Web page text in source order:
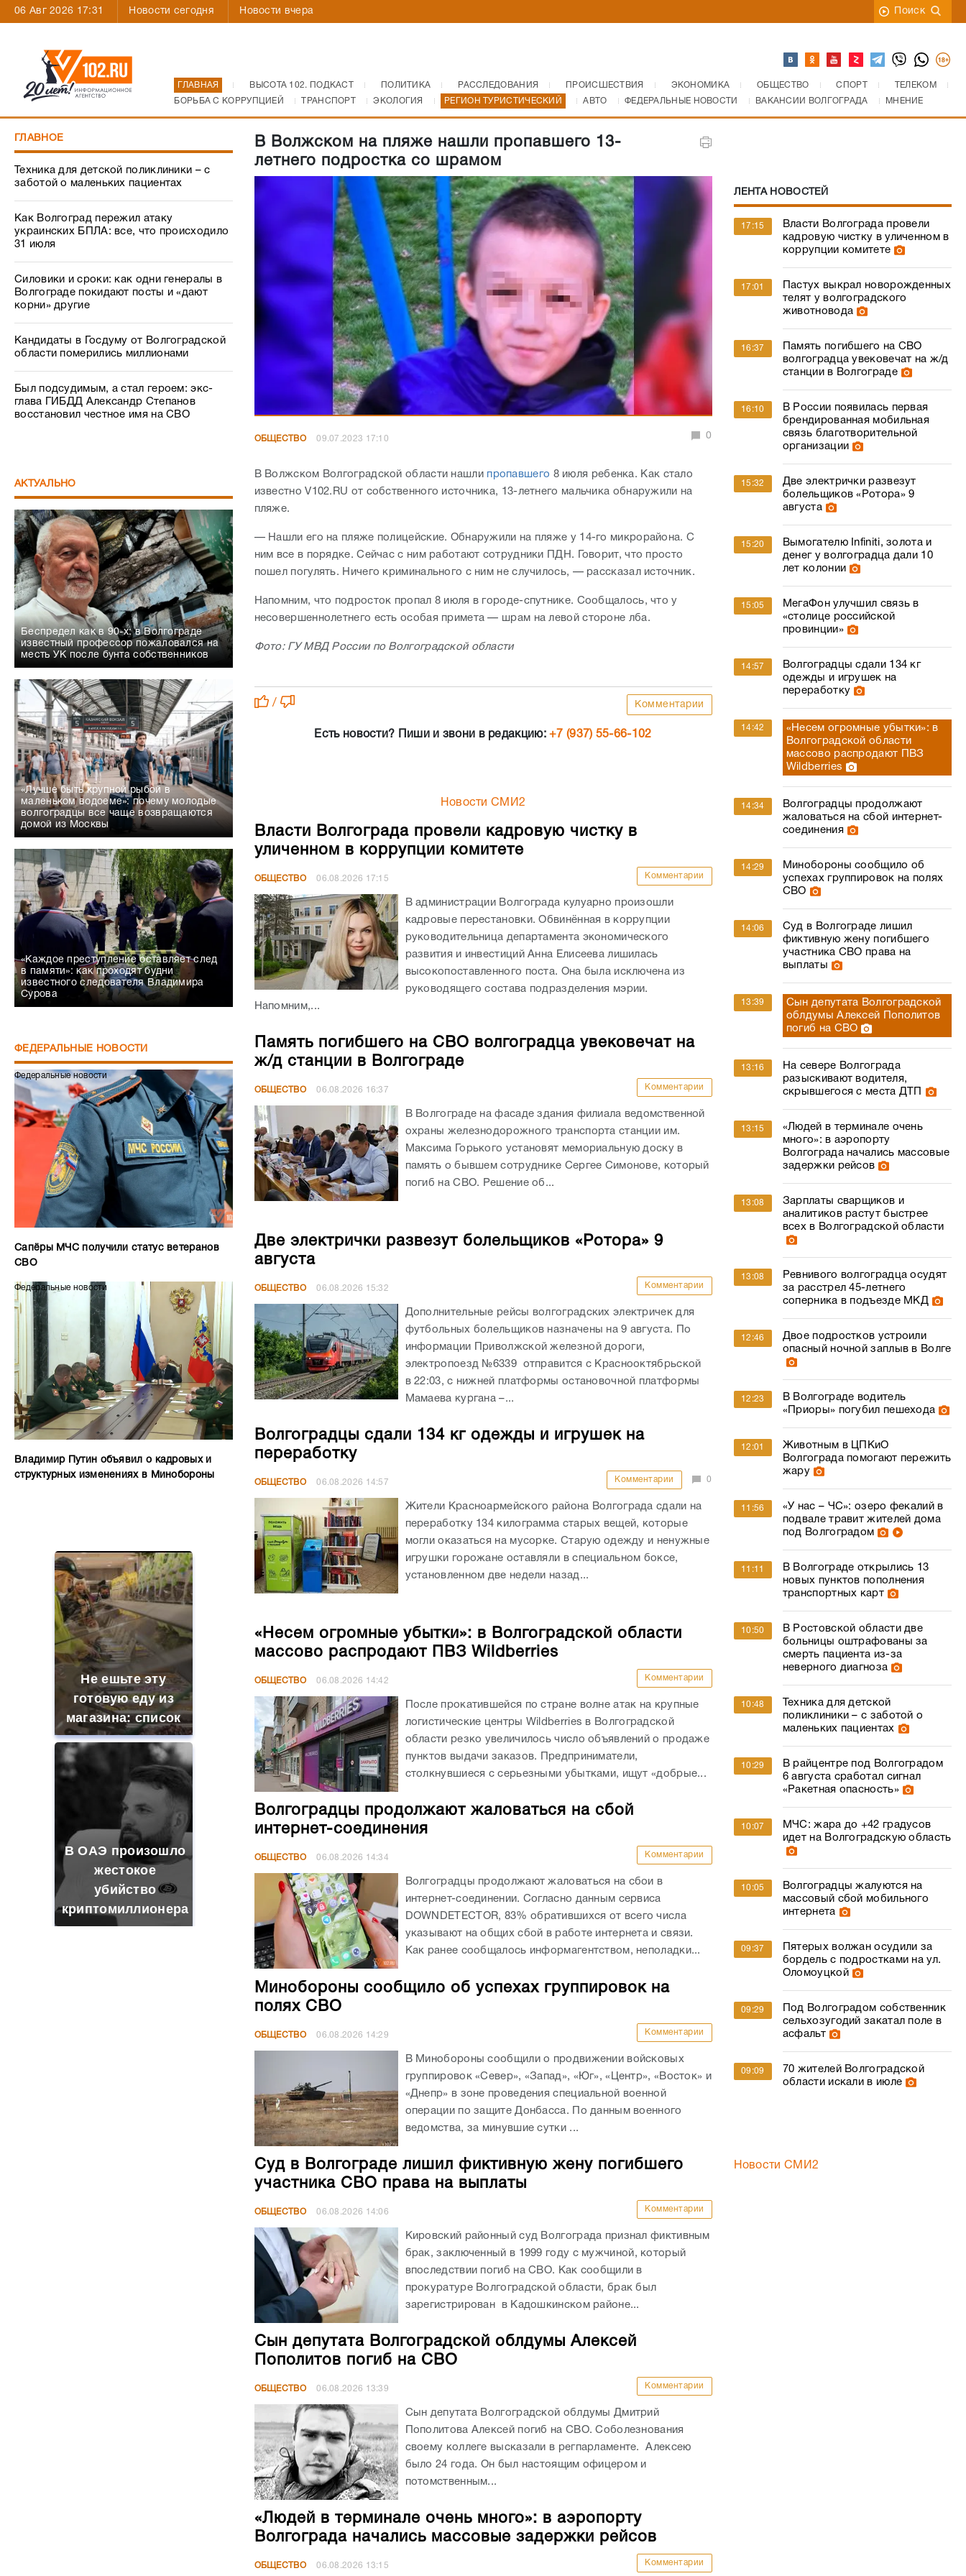
06 Авг 2026 17:31 Новости сегодня Новости вчера Поиск
ГЛАВНАЯ ВЫСОТА 102. ПОДКАСТ ПОЛИТИКА РАССЛЕДОВАНИЯ ПРОИСШЕСТВИЯ ЭКОНОМИКА ОБЩЕСТВО СПОРТ
ТЕЛЕКОМ
БОРЬБА С КОРРУПЦИЕЙ
ТРАНСПОРТ ЭКОЛОГИЯ РЕГИОН ТУРИСТИЧЕСКИЙ АВТО ФЕДЕРАЛЬНЫЕ НОВОСТИ ВАКАНСИИ ВОЛГОГРАДА МНЕНИЕ
ГЛАВНОЕ
Техника для детской поликлиники – с
заботой о маленьких пациентах
Как Волгоград пережил атаку
украинских БПЛА: все, что происходило
31 июля
Силовики и сроки: как одни генералы в
Волгограде покидают посты и «дают
корни» другие
Кандидаты в Госдуму от Волгоградской
области померились миллионами
Был подсудимым, а стал героем: экс-
глава ГИБДД Александр Степанов
восстановил честное имя на СВО
АКТУАЛЬНО
Беспредел как в 90-х: в Волгограде
известный профессор пожаловался на
месть УК после бунта собственников
«Лучше быть крупной рыбой в
маленьком водоеме»: почему молодые
волгоградцы все чаще возвращаются
домой из Москвы
«Каждое преступление оставляет след
в памяти»: как проходят будни
известного следователя Владимира
Сурова
ФЕДЕРАЛЬНЫЕ НОВОСТИ
Федеральные новости
Сапёры МЧС получили статус ветеранов
СВО
Федеральные новости
Владимир Путин объявил о кадровых и
структурных изменениях в Минобороны
Не ешьте эту
готовую еду из
магазина: список
В ОАЭ произошло
жестокое
убийство
криптомиллионера
В Волжском на пляже нашли пропавшего 13-
летнего подростка со шрамом
ОБЩЕСТВО 09.07.2023 17:10 0
В Волжском Волгоградской области нашли пропавшего 8 июля ребенка. Как стало
известно V102.RU от собственного источника, 13-летнего мальчика обнаружили на
пляже.
— Нашли его на пляже полицейские. Обнаружили на пляже у 14-го микрорайона. С
ним все в порядке. Сейчас с ним работают сотрудники ПДН. Говорит, что просто
пошел погулять. Ничего криминального с ним не случилось, — рассказал источник.
Напомним, что подросток пропал 8 июля в городе-спутнике. Сообщалось, что у
несовершеннолетнего есть особая примета — шрам на левой стороне лба.
Фото: ГУ МВД России по Волгоградской области
/ Комментарии
Есть новости? Пиши и звони в редакцию:+7 (937) 55-66-102
Новости СМИ2
Власти Волгограда провели кадровую чистку в
уличенном в коррупции комитете
ОБЩЕСТВО 06.08.2026 17:15 Комментарии
В администрации Волгограда кулуарно произошли
кадровые перестановки. Обвинённая в коррупции
руководительница департамента экономического
развития и инвестиций Анна Елисеева лишилась
высокопоставленного поста. Она была исключена из
руководящего состава подразделения мэрии.
Напомним,...
Память погибшего на СВО волгоградца увековечат на
ж/д станции в Волгограде
ОБЩЕСТВО 06.08.2026 16:37 Комментарии
В Волгограде на фасаде здания филиала ведомственной
охраны железнодорожного транспорта станции им.
Максима Горького установят мемориальную доску в
память о бывшем сотруднике Сергее Симонове, который
погиб на СВО. Решение об...
Две электрички развезут болельщиков «Ротора» 9
августа
ОБЩЕСТВО 06.08.2026 15:32 Комментарии
Дополнительные рейсы волгоградских электричек для
футбольных болельщиков назначены на 9 августа. По
информации Приволжской железной дороги,
электропоезд №6339 отправится с Краснооктябрьской
в 22:03, с нижней платформы остановочной платформы
Мамаева кургана –...
Волгоградцы сдали 134 кг одежды и игрушек на
переработку
ОБЩЕСТВО 06.08.2026 14:57 Комментарии 0
Жители Красноармейского района Волгограда сдали на
переработку 134 килограмма старых вещей, которые
могли оказаться на мусорке. Старую одежду и ненужные
игрушки горожане оставляли в специальном боксе,
установленном две недели назад...
«Несем огромные убытки»: в Волгоградской области
массово распродают ПВЗ Wildberries
ОБЩЕСТВО 06.08.2026 14:42 Комментарии
После прокатившейся по стране волне атак на крупные
логистические центры Wildberries в Волгоградской
области резко увеличилось число объявлений о продаже
пунктов выдачи заказов. Предприниматели,
столкнувшиеся с серьезными убытками, ищут «добрые...
Волгоградцы продолжают жаловаться на сбой
интернет-соединения
ОБЩЕСТВО 06.08.2026 14:34 Комментарии
Волгоградцы продолжают жаловаться на сбои в
интернет-соединении. Согласно данным сервиса
DOWNDETECTOR, 83% обратившихся от всего числа
указывают на общих сбой в работе интернета и связи.
Как ранее сообщалось информагентством, неполадки...
Минобороны сообщило об успехах группировок на
полях СВО
ОБЩЕСТВО 06.08.2026 14:29 Комментарии
В Минобороны сообщили о продвижении войсковых
группировок «Север», «Запад», «Юг», «Центр», «Восток» и
«Днепр» в зоне проведения специальной военной
операции по защите Донбасса. По данным военного
ведомства, за минувшие сутки ...
Суд в Волгограде лишил фиктивную жену погибшего
участника СВО права на выплаты
ОБЩЕСТВО 06.08.2026 14:06 Комментарии
Кировский районный суд Волгограда признал фиктивным
брак, заключенный в 1999 году с мужчиной, который
впоследствии погиб на СВО. Как сообщили в
прокуратуре Волгоградской области, брак был
зарегистрирован в Кадошкинском районе...
Сын депутата Волгоградской облдумы Алексей
Пополитов погиб на СВО
ОБЩЕСТВО 06.08.2026 13:39 Комментарии
Сын депутата Волгоградской облдумы Дмитрий
Пополитова Алексей погиб на СВО. Соболезнования
своему коллеге высказали в регпарламенте. Алексею
было 24 года. Он был настоящим офицером и
потомственным...
«Людей в терминале очень много»: в аэропорту
Волгограда начались массовые задержки рейсов
ОБЩЕСТВО 06.08.2026 13:15 Комментарии
ЛЕНТА НОВОСТЕЙ
17:15
Власти Волгограда провели
кадровую чистку в уличенном в
коррупции комитете
17:01
Пастух выкрал новорожденных
телят у волгоградского
животновода
16:37
Память погибшего на СВО
волгоградца увековечат на ж/д
станции в Волгограде
16:10
В России появилась первая
брендированная мобильная
связь благотворительной
организации
15:32
Две электрички развезут
болельщиков «Ротора» 9
августа
15:20
Вымогателю Infiniti, золота и
денег у волгоградца дали 10
лет колонии
15:05
МегаФон улучшил связь в
«столице российской
провинции»
14:57
Волгоградцы сдали 134 кг
одежды и игрушек на
переработку
14:42
«Несем огромные убытки»: в
Волгоградской области
массово распродают ПВЗ
Wildberries
14:34
Волгоградцы продолжают
жаловаться на сбой интернет-
соединения
14:29
Минобороны сообщило об
успехах группировок на полях
СВО
14:06
Суд в Волгограде лишил
фиктивную жену погибшего
участника СВО права на
выплаты
13:39
Сын депутата Волгоградской
облдумы Алексей Пополитов
погиб на СВО
13:16
На севере Волгограда
разыскивают водителя,
скрывшегося с места ДТП
13:15
«Людей в терминале очень
много»: в аэропорту
Волгограда начались массовые
задержки рейсов
13:08
Зарплаты сварщиков и
аналитиков растут быстрее
всех в Волгоградской области
13:08
Ревнивого волгоградца осудят
за расстрел 45-летнего
соперника в подъезде МКД
12:46
Двое подростков устроили
опасный ночной заплыв в Волге
12:23
В Волгограде водитель
«Приоры» погубил пешехода
12:01
Животным в ЦПКиО
Волгограда помогают пережить
жару
11:56
«У нас – ЧС»: озеро фекалий в
подвале травит жителей дома
под Волгоградом
11:11
В Волгограде открылись 13
новых пунктов пополнения
транспортных карт
10:50
В Ростовской области две
больницы оштрафованы за
смерть пациента из-за
неверного диагноза
10:48
Техника для детской
поликлиники – с заботой о
маленьких пациентах
10:29
В райцентре под Волгоградом
6 августа сработал сигнал
«Ракетная опасность»
10:07
МЧС: жара до +42 градусов
идет на Волгоградскую область
10:05
Волгоградцы жалуются на
массовый сбой мобильного
интернета
09:37
Пятерых волжан осудили за
бордель с подростками на ул.
Оломоуцкой
09:29
Под Волгоградом собственник
сельхозугодий закатал поле в
асфальт
09:09
70 жителей Волгоградской
области искали в июле
Новости СМИ2